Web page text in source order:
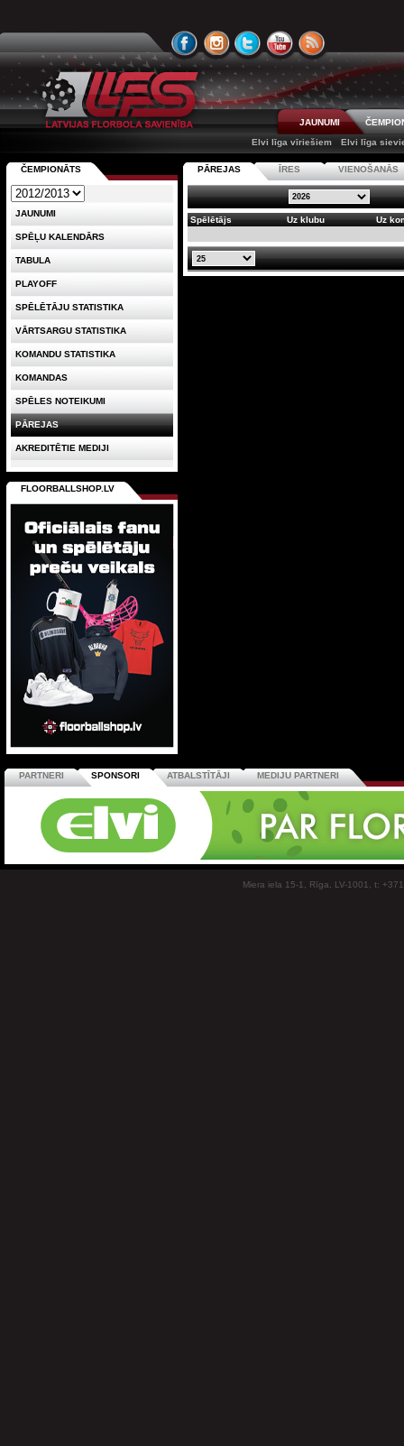
JAUNUMI
Elvi līga vīriešiem
Elvi līga
PĀREJAS ĪRES VIENOŠANĀS
Spēlētājs Uz klubu Uz
ČEMPIONĀTS
JAUNUMI
SPĒĻU KALENDĀRS
TABULA
PLAYOFF
SPĒLĒTĀJU STATISTIKA
VĀRTSARGU STATISTIKA
KOMANDU STATISTIKA
KOMANDAS
SPĒLES NOTEIKUMI
PĀREJAS
AKREDITĒTIE MEDIJI
FLOORBALLSHOP.LV
PARTNERI SPONSORI ATBALSTĪTĀJI MEDIJU PARTNERI
Miera iela 15-1, Rīga, LV-1001, t: